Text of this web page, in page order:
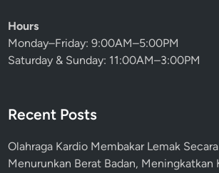
Hours
Monday–Friday: 9:00AM–5:00PM
Saturday & Sunday: 11:00AM–3:00PM
Recent Posts
Olahraga Kardio Membakar Lemak
Menurunkan Berat Badan, Meningkatkan